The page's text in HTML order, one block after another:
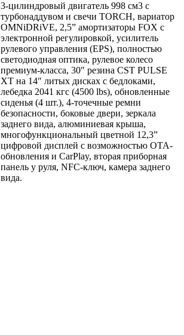
3-цилиндровый двигатель 998 см3 с
турбонаддувом и свечи TORCH, вариатор
OMNiDRiVE, 2,5” амортизаторы FOX с
электронной регулировкой, усилитель
рулевого управления (EPS), полностью
светодиодная оптика, рулевое колесо
премиум-класса, 30″ резина CST PULSE
XT на 14″ литых дисках с бедлоками,
лебедка 2041 кгс (4500 lbs), обновленные
сиденья (4 шт.), 4-точечные ремни
безопасности, боковые двери, зеркала
заднего вида, алюминиевая крыша,
многофункциональный цветной 12,3”
цифровой дисплей с возможностью OTA-
обновления и CarPlay, вторая приборная
панель у руля, NFC-ключ, камера заднего
вида.